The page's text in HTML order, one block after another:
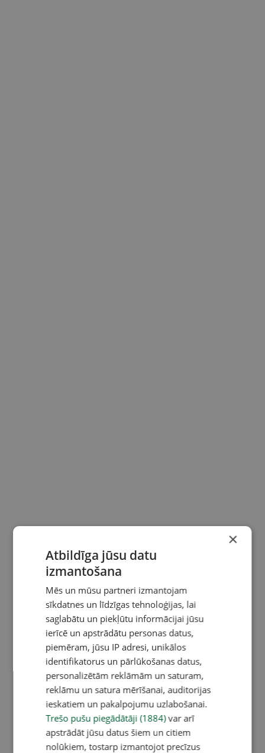
×
Atbildīga jūsu datu
izmantošana
Mēs un mūsu partneri izmantojam
sīkdatnes un līdzīgas tehnoloģijas, lai
saglabātu un piekļūtu informācijai jūsu
ierīcē un apstrādātu personas datus,
piemēram, jūsu IP adresi, unikālos
identifikatorus un pārlūkošanas datus,
personalizētām reklāmām un saturam,
reklāmu un satura mērīšanai, auditorijas
ieskatiem un pakalpojumu uzlabošanai.
Trešo pušu piegādātāji (1884)var arī
apstrādāt jūsu datus šiem un citiem
nolūkiem, tostarp izmantojot precīzus